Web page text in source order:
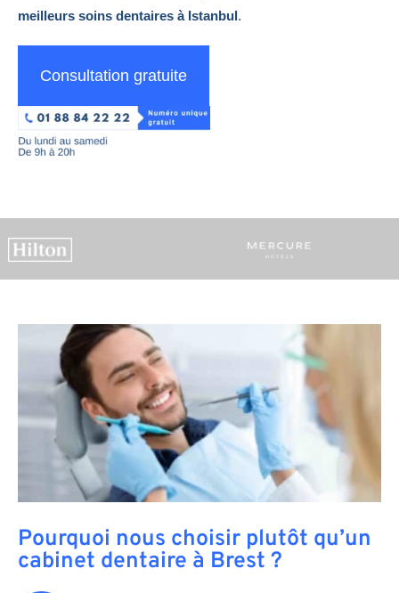
meilleurs soins dentaires à Istanbul.
Consultation gratuite
Pourquoi nous choisir plutôt qu’un
cabinet dentaire à Brest ?